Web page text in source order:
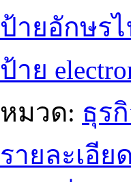
ป้ายอักษร
ป้าย
หมวด: ธุร
รายละเอียด